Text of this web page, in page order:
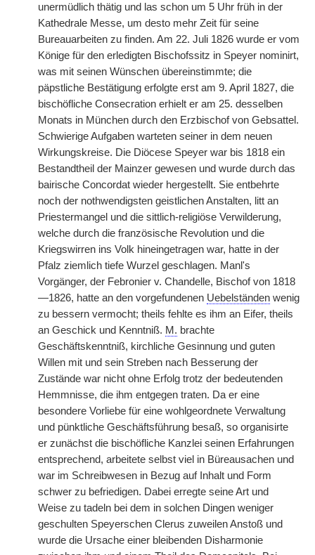
unermüdlich thätig und las schon um 5 Uhr früh in der
Kathedrale Messe, um desto mehr Zeit für seine
Bureauarbeiten zu finden. Am 22. Juli 1826 wurde er vom
Könige für den erledigten Bischofssitz in Speyer nominirt,
was mit seinen Wünschen übereinstimmte; die
päpstliche Bestätigung erfolgte erst am 9. April 1827, die
bischöfliche Consecration erhielt er am 25. desselben
Monats in München durch den Erzbischof von Gebsattel.
Schwierige Aufgaben warteten seiner in dem neuen
Wirkungskreise. Die Diöcese Speyer war bis 1818 ein
Bestandtheil der Mainzer gewesen und wurde durch das
bairische Concordat wieder hergestellt. Sie entbehrte
noch der nothwendigsten geistlichen Anstalten, litt an
Priestermangel und die sittlich-religiöse Verwilderung,
welche durch die französische Revolution und die
Kriegswirren ins Volk hineingetragen war, hatte in der
Pfalz ziemlich tiefe Wurzel geschlagen. Manl's
Vorgänger, der Febronier v. Chandelle, Bischof von 1818
—1826, hatte an den vorgefundenen Uebelständen wenig
zu bessern vermocht; theils fehlte es ihm an Eifer, theils
an Geschick und Kenntniß. M. brachte
Geschäftskenntniß, kirchliche Gesinnung und guten
Willen mit und sein Streben nach Besserung der
Zustände war nicht ohne Erfolg trotz der bedeutenden
Hemmnisse, die ihm entgegen traten. Da er eine
besondere Vorliebe für eine wohlgeordnete Verwaltung
und pünktliche Geschäftsführung besaß, so organisirte
er zunächst die bischöfliche Kanzlei seinen Erfahrungen
entsprechend, arbeitete selbst viel in Büreausachen und
war im Schreibwesen in Bezug auf Inhalt und Form
schwer zu befriedigen. Dabei erregte seine Art und
Weise zu tadeln bei dem in solchen Dingen weniger
geschulten Speyerschen Clerus zuweilen Anstoß und
wurde die Ursache einer bleibenden Disharmonie